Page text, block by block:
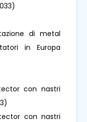
di metal
in Europa
con nastri
con nastri